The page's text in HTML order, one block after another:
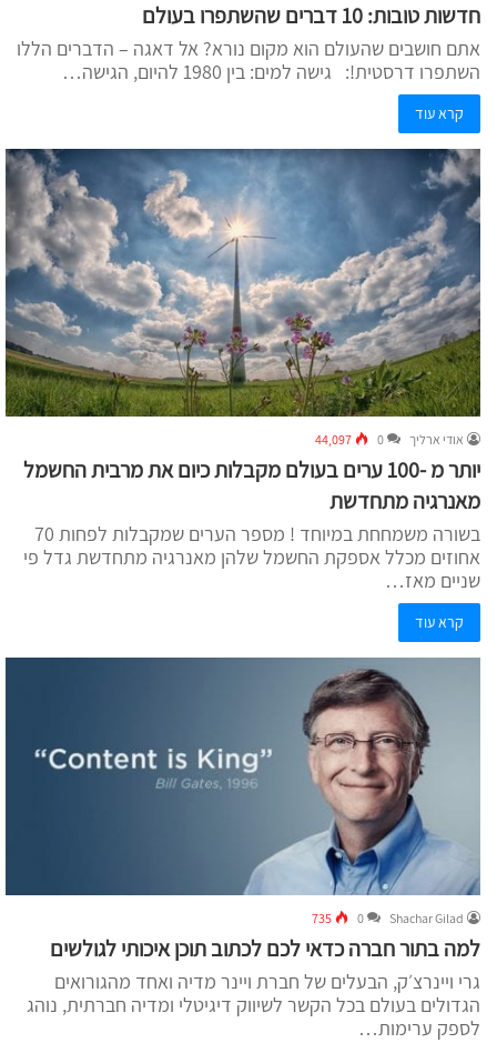
חדשות טובות: 10 דברים שהשתפרו בעולם
אתם חושבים שהעולם הוא מקום נורא? אל דאגה – הדברים הללו
השתפרו דרסטית!: גישה למים: בין 1980 להיום, הגישה…
קרא עוד
אודי ארליך 0
44,097
יותר מ -100 ערים בעולם מקבלות כיום את מרבית החשמל
מאנרגיה מתחדשת
בשורה משמחחת במיוחד ! מספר הערים שמקבלות לפחות 70
אחוזים מכלל אספקת החשמל שלהן מאנרגיה מתחדשת גדל פי
שניים מאז…
קרא עוד
Shachar Gilad
0
735
למה בתור חברה כדאי לכם לכתוב תוכן איכותי לגולשים
גרי ויינרצ׳ק, הבעלים של חברת ויינר מדיה ואחד מהגורואים
הגדולים בעולם בכל הקשר לשיווק דיגיטלי ומדיה חברתית, נוהג
לספק ערימות…